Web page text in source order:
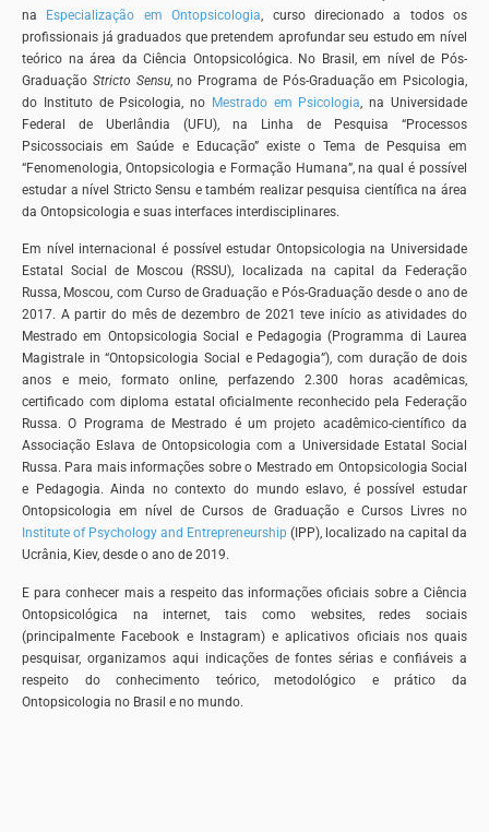
na
Especialização em Ontopsicologia, curso direcionado a todos os
profissionais já graduados que pretendem aprofundar seu estudo em nível
teórico na área da Ciência Ontopsicológica. No Brasil, em nível de Pós-
Graduação Stricto Sensu, no Programa de Pós-Graduação em Psicologia,
do Instituto de Psicologia, no Mestrado em Psicologia, na Universidade
Federal de Uberlândia (UFU), na Linha de Pesquisa “Processos
Psicossociais em Saúde e Educação” existe o Tema de Pesquisa em
“Fenomenologia, Ontopsicologia e Formação Humana”, na qual é possível
estudar a nível Stricto Sensu e também realizar pesquisa científica na área
da Ontopsicologia e suas interfaces interdisciplinares.
Em nível internacional é possível estudar Ontopsicologia na Universidade
Estatal Social de Moscou (RSSU), localizada na capital da Federação
Russa, Moscou, com Curso de Graduação e Pós-Graduação desde o ano de
2017. A partir do mês de dezembro de 2021 teve início as atividades do
Mestrado em Ontopsicologia Social e Pedagogia (Programma di Laurea
Magistrale in “Ontopsicologia Social e Pedagogia”), com duração de dois
anos e meio, formato online, perfazendo 2.300 horas acadêmicas,
certificado com diploma estatal oficialmente reconhecido pela Federação
Russa. O Programa de Mestrado é um projeto acadêmico-científico da
Associação Eslava de Ontopsicologia com a Universidade Estatal Social
Russa. Para mais informações sobre o Mestrado em Ontopsicologia Social
e Pedagogia. Ainda no contexto do mundo eslavo, é possível estudar
Ontopsicologia em nível de Cursos de Graduação e Cursos Livres no
Institute of Psychology and Entrepreneurship (IPP), localizado na capital da
Ucrânia, Kiev, desde o ano de 2019.
E para conhecer mais a respeito das informações oficiais sobre a Ciência
Ontopsicológica na internet, tais como websites, redes sociais
(principalmente Facebook e Instagram) e aplicativos oficiais nos quais
pesquisar, organizamos aqui indicações de fontes sérias e confiáveis a
respeito do conhecimento teórico, metodológico e prático da
Ontopsicologia no Brasil e no mundo.